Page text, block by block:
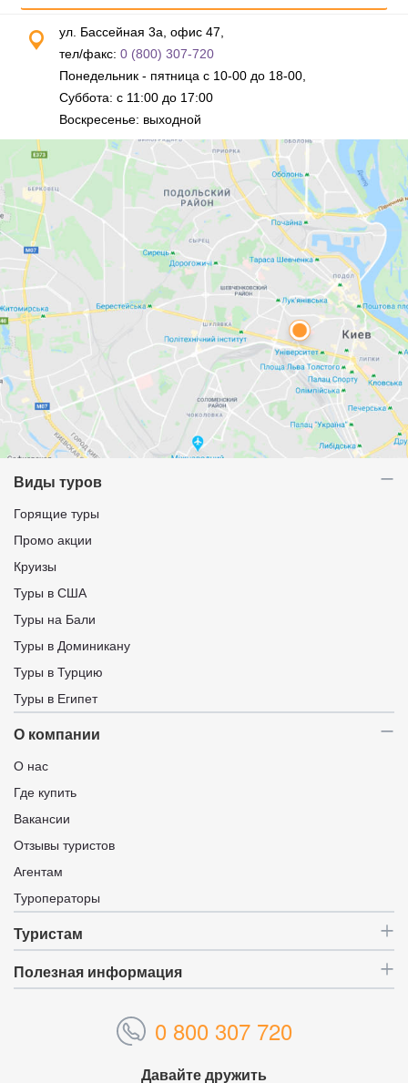
ул. Бассейная 3а, офис 47,
тел/факс: 0 (800) 307-720
Понедельник - пятница с 10-00 до 18-00,
Суббота: с 11:00 до 17:00
Воскресенье: выходной
Виды туров
Горящие туры
Промо акции
Круизы
Туры в США
Туры на Бали
Туры в Доминикану
Туры в Турцию
Туры в Египет
О компании
О нас
Где купить
Вакансии
Отзывы туристов
Агентам
Туроператоры
Туристам
Полезная информация
0 800 307 720
Давайте дружить